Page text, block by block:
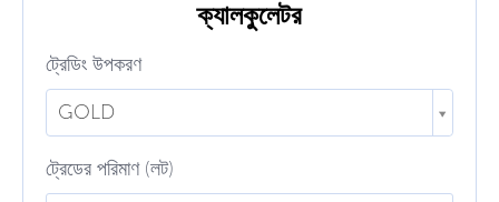
ক্যালকুলেটর
ট্রেডিং উপকরণ
GOLD
ট্রেডের পরিমাণ (লট)